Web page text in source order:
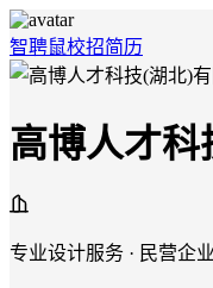
智聘鼠校招简历
高博人才科
专业设计服务 · 民营企